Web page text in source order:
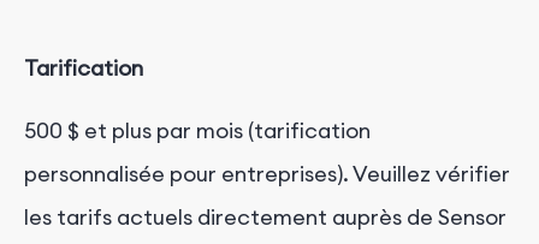
Tarification
500 $ et plus par mois (tarification
personnalisée pour entreprises). Veuillez vérifier
les tarifs actuels directement auprès de Sensor